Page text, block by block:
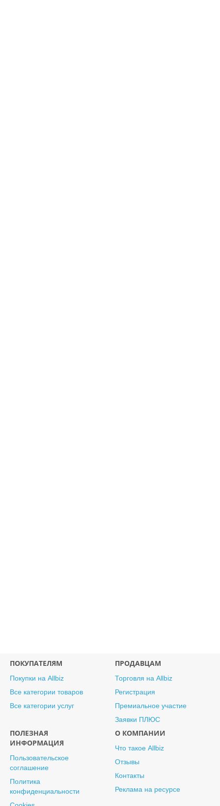
ПОКУПАТЕЛЯМ
Покупки на Allbiz
Все категории товаров
Все категории услуг
ПРОДАВЦАМ
Торговля на Allbiz
Регистрация
Премиальное участие
Заявки ПЛЮС
ПОЛЕЗНАЯ
ИНФОРМАЦИЯ
Пользовательское
соглашение
Политика
конфиденциальности
О КОМПАНИИ
Что такое Allbiz
Отзывы
Контакты
Реклама на ресурсе